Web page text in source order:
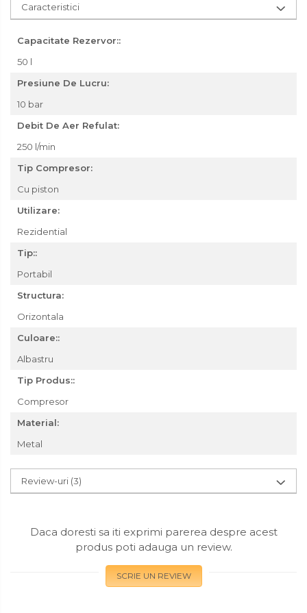
Caracteristici
Capacitate Rezervor::
50 l
Presiune De Lucru:
10 bar
Debit De Aer Refulat:
250 l/min
Tip Compresor:
Cu piston
Utilizare:
Rezidential
Tip::
Portabil
Structura:
Orizontala
Culoare::
Albastru
Tip Produs::
Compresor
Material:
Metal
Review-uri (3)
Daca doresti sa iti exprimi parerea despre acest
produs poti adauga un review.
SCRIE UN REVIEW